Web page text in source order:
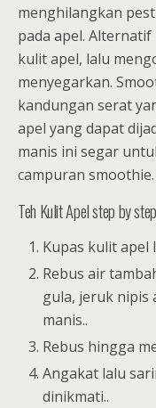
menghilangkan
pada apel.
kulit apel, lalu
menyegarkan.
kandungan serat
apel yang dapat
manis ini segar
campuran smoothie.
Teh Kulit Apel step by step
Kupas kulit apel
Rebus air
gula, jeruk nipis
manis..
Rebus hingga
Angakat lalu
dinikmati..